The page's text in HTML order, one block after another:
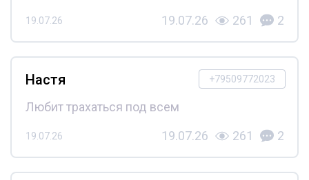
19.07.26 19.07.26 261 2
+79509772023
Настя
Любит трахаться под всем
19.07.26 19.07.26 261 2